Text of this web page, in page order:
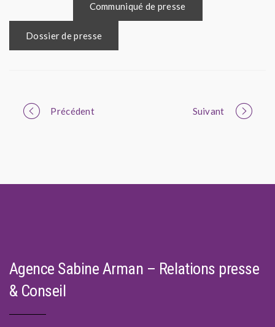
Communiqué de presse
Dossier de presse
Portfolio
Précédent Suivant
Agence Sabine Arman – Relations presse
& Conseil